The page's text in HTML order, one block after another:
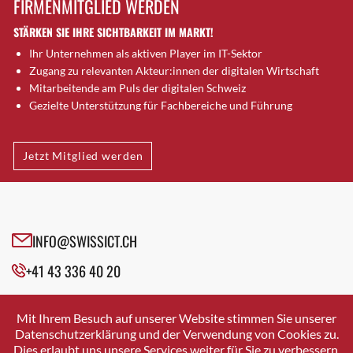
Brugg AG
Brütten
Bubendorf
Bubikon
Buchs (SG)
Bäretswil
Bülach
Cazis
Crissier
Davos Platz
Dierikon
Dietikon
FIRMENMITGLIED WERDEN
STÄRKEN SIE IHRE SICHTBARKEIT IM MARKT!
Ihr Unternehmen als aktiven Player im IT-Sektor
Zugang zu relevanten Akteur:innen der digitalen Wirtschaft
Mitarbeitende am Puls der digitalen Schweiz
Gezielte Unterstützung für Fachbereiche und Führung
Jetzt Mitglied werden
INFO@SWISSICT.CH
+41 43 336 40 20
SWISSICT
VULKANSTRASSE 120
8048 ZURICH
Mit Ihrem Besuch auf unserer Website stimmen Sie unserer
Datenschutzerklärung und der Verwendung von Cookies zu.
Dies erlaubt uns unsere Services weiter für Sie zu verbessern.